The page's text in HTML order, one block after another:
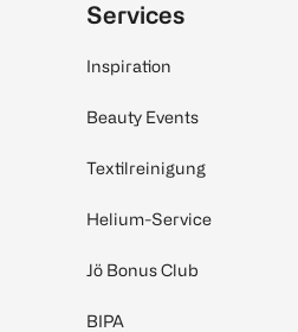
Services
Inspiration
Beauty Events
Textilreinigung
Helium-Service
Jö Bonus Club
BIPA